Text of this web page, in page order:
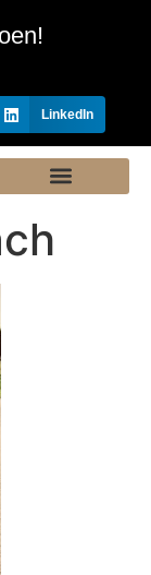
LinkedIn